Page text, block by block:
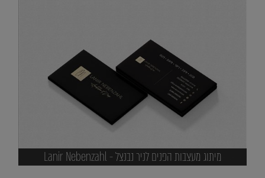
מיתוג מעצבות הפנים לניר נבנצל - Lanir Nebenzahl